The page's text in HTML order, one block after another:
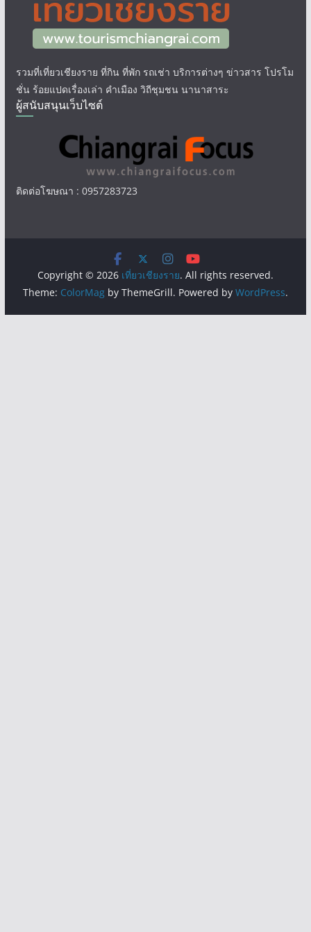
รวมที่เที่ยวเชียงราย ที่กิน ที่พัก รถเช่า บริการต่างๆ ข่าวสาร โปรโม
ชั่น ร้อยแปดเรื่องเล่า คำเมือง วิถีชุมชน นานาสาระ
ผู้สนับสนุนเว็บไซต์
ติดต่อโฆษณา : 0957283723
Copyright © 2026 เที่ยวเชียงราย. All rights reserved.
Theme: ColorMagby ThemeGrill. Powered by WordPress.